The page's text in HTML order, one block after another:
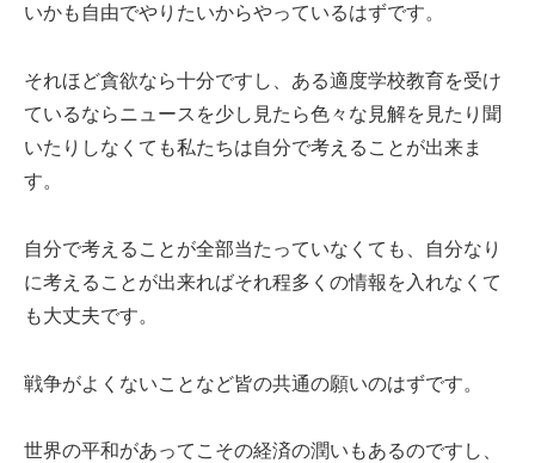
いかも自由でやりたいからやっているはずです。
それほど貪欲なら十分ですし、ある適度学校教育を受け
ているならニュースを少し見たら色々な見解を見たり聞
いたりしなくても私たちは自分で考えることが出来ま
す。
自分で考えることが全部当たっていなくても、自分なり
に考えることが出来ればそれ程多くの情報を入れなくて
も大丈夫です。
戦争がよくないことなど皆の共通の願いのはずです。
世界の平和があってこその経済の潤いもあるのですし、